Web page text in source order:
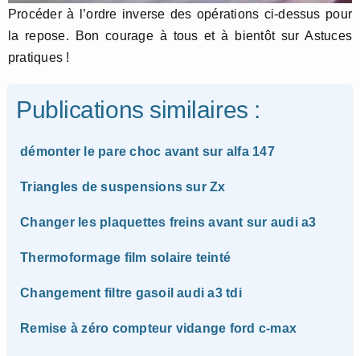
Procéder à l’ordre inverse des opérations ci-dessus pour
la repose. Bon courage à tous et à bientôt sur Astuces
pratiques !
Publications similaires :
démonter le pare choc avant sur alfa 147
Triangles de suspensions sur Zx
Changer les plaquettes freins avant sur audi a3
Thermoformage film solaire teinté
Changement filtre gasoil audi a3 tdi
Remise à zéro compteur vidange ford c-max